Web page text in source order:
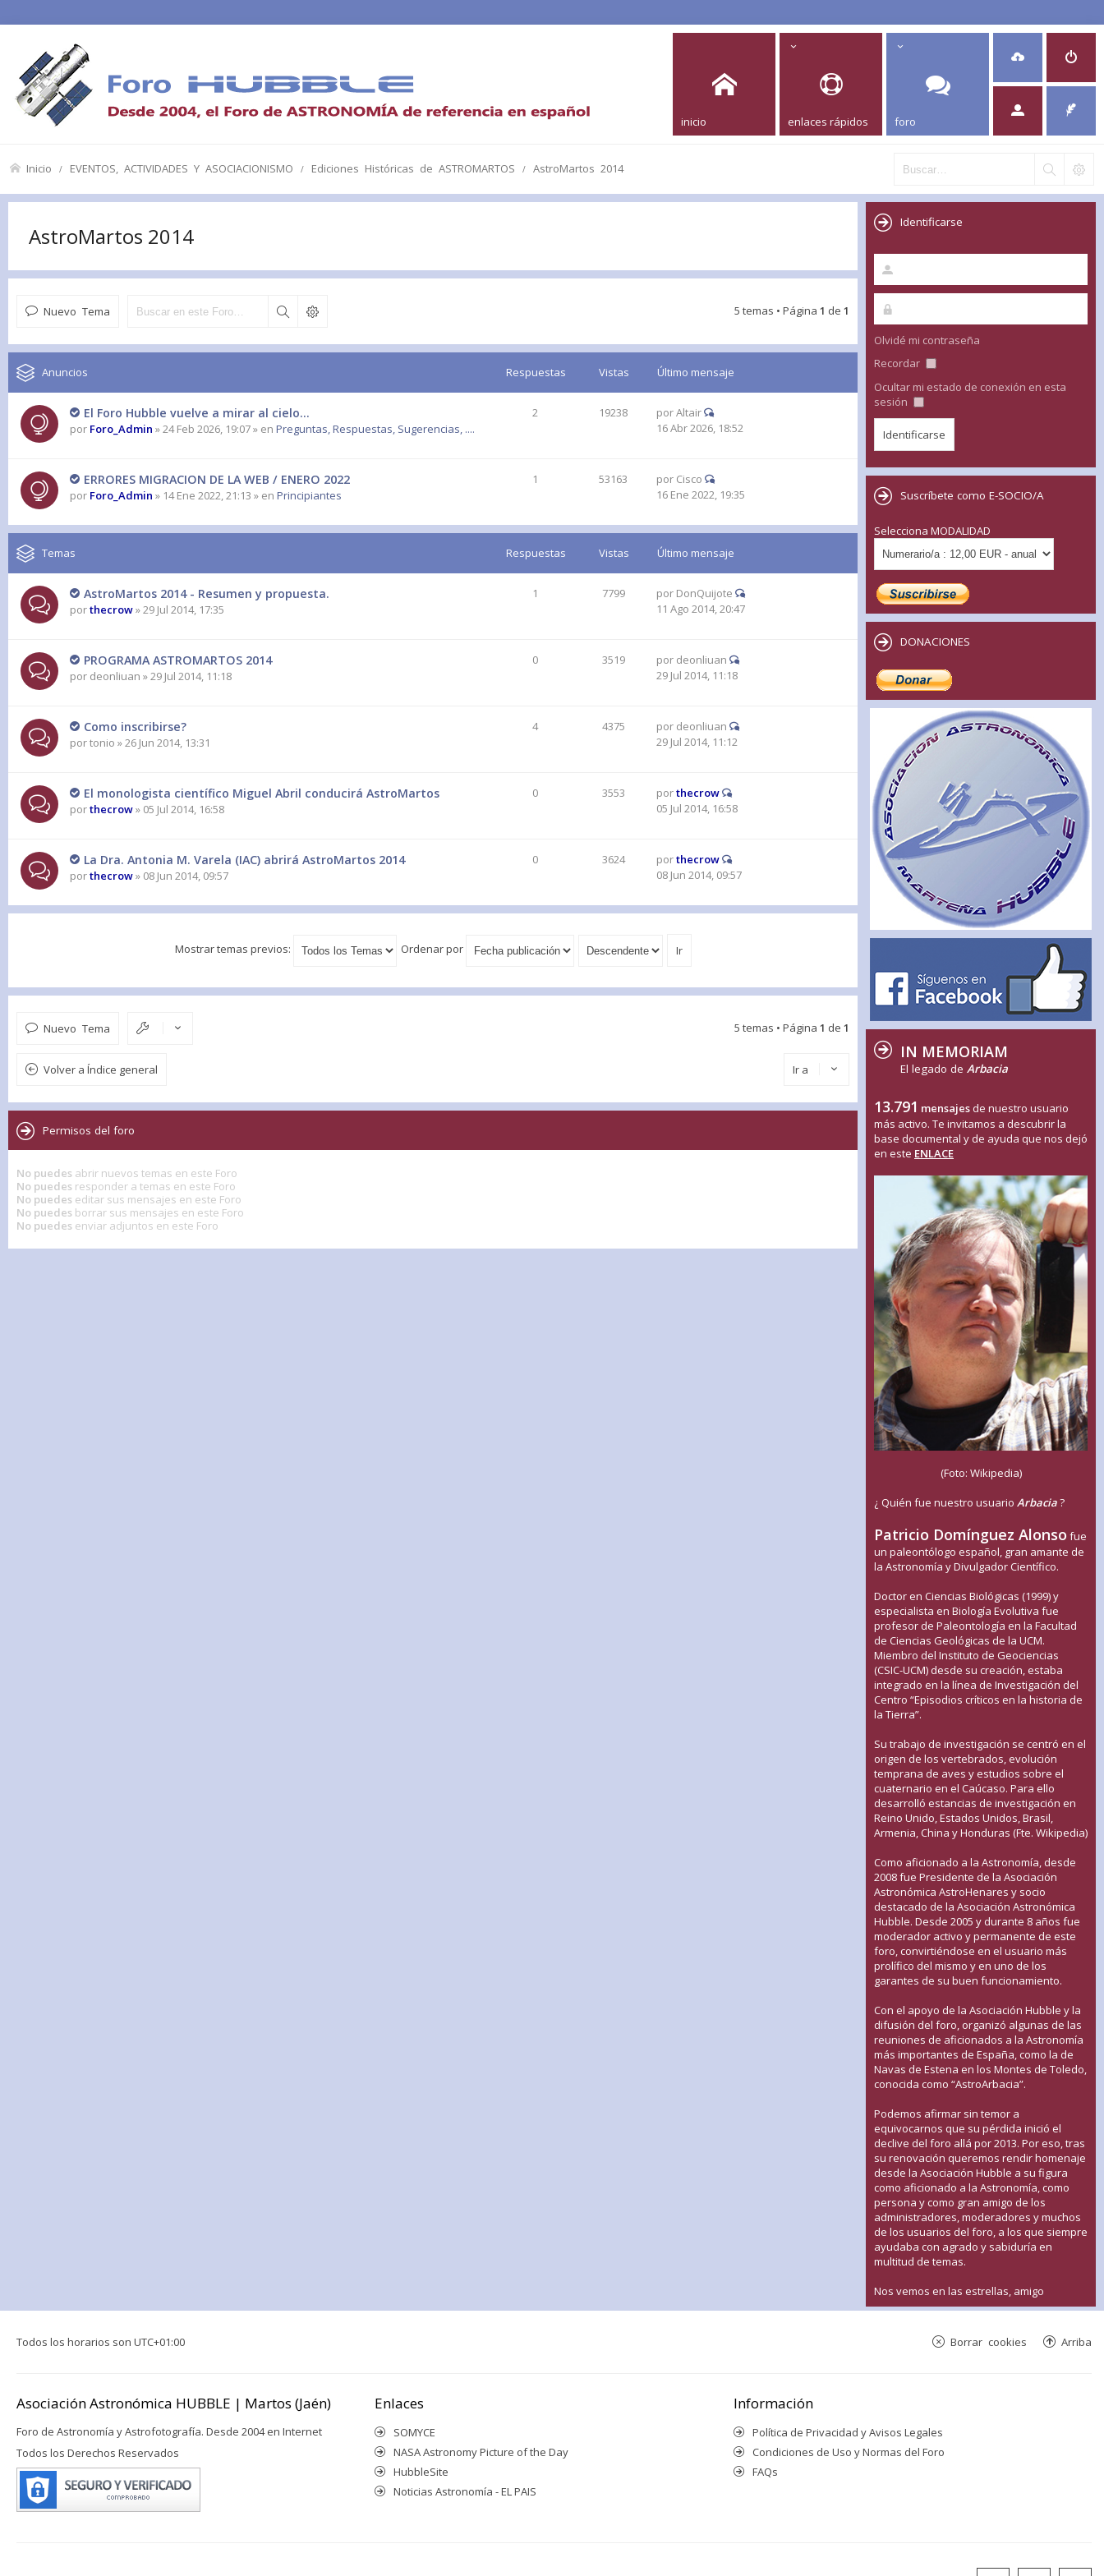
inicio enlaces rápidos foro
Inicio EVENTOS, ACTIVIDADES Y ASOCIACIONISMO Ediciones Históricas de ASTROMARTOS AstroMartos 2014
AstroMartos 2014
Nuevo Tema 5 temas • Página 1 de 1
Anuncios Respuestas Vistas Último mensaje
El Foro Hubble vuelve a mirar al cielo...
por Foro_Admin » 24 Feb 2026, 19:07 » en Preguntas, Respuestas, Sugerencias, ....
2 19238 porAltair
16 Abr 2026, 18:52
ERRORES MIGRACION DE LA WEB / ENERO 2022
por Foro_Admin » 14 Ene 2022, 21:13 » en Principiantes
1 53163 por Cisco
16 Ene 2022, 19:35
Temas Respuestas Vistas Último mensaje
AstroMartos 2014 - Resumen y propuesta.
porthecrow» 29 Jul 2014, 17:35
1 7799 por DonQuijote
11 Ago 2014, 20:47
PROGRAMA ASTROMARTOS 2014
por deonliuan » 29 Jul 2014, 11:18
0 3519 por deonliuan
29 Jul 2014, 11:18
Como inscribirse?
portonio » 26 Jun 2014, 13:31
4 4375 por deonliuan
29 Jul 2014, 11:12
El monologista científico Miguel Abril conducirá AstroMartos
porthecrow» 05 Jul 2014, 16:58
0 3553 porthecrow
05 Jul 2014, 16:58
La Dra. Antonia M. Varela (IAC) abrirá AstroMartos 2014
porthecrow» 08 Jun 2014, 09:57
0 3624 porthecrow
08 Jun 2014, 09:57
Mostrar temas previos: Ordenar por
Nuevo Tema 5 temas • Página 1 de 1
Volver a Índice general Ir a
Permisos del foro
No puedes abrir nuevos temas en este Foro
No puedes responder a temas en este Foro
No puedes editar sus mensajes en este Foro
No puedes borrar sus mensajes en este Foro
No puedes enviar adjuntos en este Foro
Identificarse
Olvidé mi contraseña
Recordar
Ocultar mi estado de conexión en esta
sesión
Suscríbete como E-SOCIO/A
Selecciona MODALIDAD
DONACIONES
IN MEMORIAM
El legado de Arbacia
13.791 mensajes de nuestro usuario
más activo. Te invitamos a descubrir la
base documental y de ayuda que nos dejó
en este ENLACE
(Foto: Wikipedia)
¿ Quién fue nuestro usuario Arbacia?
Patricio Domínguez Alonso fue
un paleontólogo español, gran amante de
la Astronomía y Divulgador Científico.
Doctor en Ciencias Biológicas (1999) y
especialista en Biología Evolutiva fue
profesor de Paleontología en la Facultad
de Ciencias Geológicas de la UCM.
Miembro del Instituto de Geociencias
(CSIC-UCM) desde su creación, estaba
integrado en la línea de Investigación del
Centro “Episodios críticos en la historia de
la Tierra”.
Su trabajo de investigación se centró en el
origen de los vertebrados, evolución
temprana de aves y estudios sobre el
cuaternario en el Caúcaso. Para ello
desarrolló estancias de investigación en
Reino Unido, Estados Unidos, Brasil,
Armenia, China y Honduras (Fte. Wikipedia)
Como aficionado a la Astronomía, desde
2008 fue Presidente de la Asociación
Astronómica AstroHenares y socio
destacado de la Asociación Astronómica
Hubble. Desde 2005 y durante 8 años fue
moderador activo y permanente de este
foro, convirtiéndose en el usuario más
prolífico del mismo y en uno de los
garantes de su buen funcionamiento.
Con el apoyo de la Asociación Hubble y la
difusión del foro, organizó algunas de las
reuniones de aficionados a la Astronomía
más importantes de España, como la de
Navas de Estena en los Montes de Toledo,
conocida como “AstroArbacia”.
Podemos afirmar sin temor a
equivocarnos que su pérdida inició el
declive del foro allá por 2013. Por eso, tras
su renovación queremos rendir homenaje
desde la Asociación Hubble a su figura
como aficionado a la Astronomía, como
persona y como gran amigo de los
administradores, moderadores y muchos
de los usuarios del foro, a los que siempre
ayudaba con agrado y sabiduría en
multitud de temas.
Nos vemos en las estrellas, amigo
Todos los horarios son UTC+01:00 Arriba
Borrar cookies
Asociación Astronómica HUBBLE | Martos (Jaén)
Foro de Astronomía y Astrofotografía. Desde 2004 en Internet
Todos los Derechos Reservados
Enlaces
SOMYCE
NASA Astronomy Picture of the Day
HubbleSite
Noticias Astronomía - EL PAIS
Información
Política de Privacidad y Avisos Legales
Condiciones de Uso y Normas del Foro
FAQs